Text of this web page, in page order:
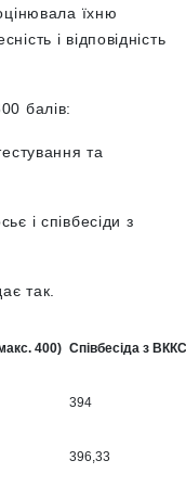
їхню
і відповідність
балів:
та
і співбесіди з
так.
400) Співбесіда з
394
396,33